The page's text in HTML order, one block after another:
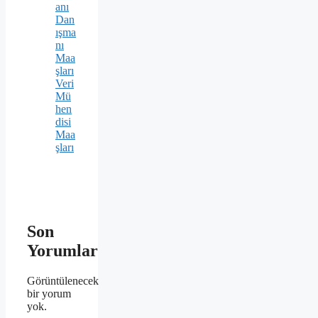
anı
Dan
ışma
nı
Maa
şları
Veri
Mü
hen
disi
Maa
şları
Son
Yorumlar
Görüntülenecek
bir yorum
yok.